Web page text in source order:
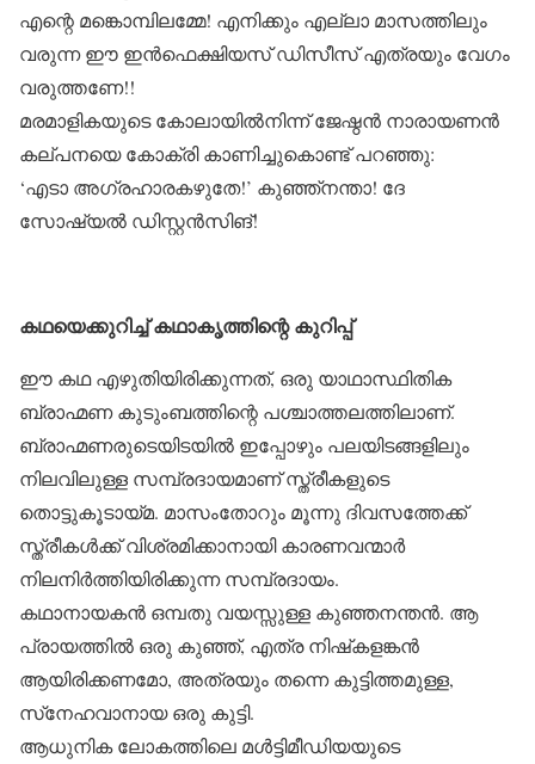
എന്റെ മങ്കൊമ്പിലമ്മേ! എനിക്കും എല്ലാ മാസത്തിലും
വരുന്ന ഈ ഇന്‍ഫെക്ഷിയസ് ഡിസീസ് എത്രയും വേഗം
വരുത്തണേ!!
മരമാളികയുടെ കോലായില്‍നിന്ന് ജേഷ്ഠന്‍ നാരായണന്‍
കല്പനയെ കോക്രി കാണിച്ചുകൊണ്ട് പറഞ്ഞു:
‘എടാ അഗ്രഹാരകഴുതേ!’ കുഞ്ഞ്‌നന്താ! ദേ
സോഷ്യല്‍ ഡിസ്റ്റന്‍സിങ്!
കഥയെക്കുറിച്ച് കഥാകൃത്തിന്റെ കുറിപ്പ്
ഈ കഥ എഴുതിയിരിക്കുന്നത്, ഒരു യാഥാസ്ഥിതിക
ബ്രാഹ്മണ കുടുംബത്തിന്റെ പശ്ചാത്തലത്തിലാണ്.
ബ്രാഹ്മണരുടെയിടയില്‍ ഇപ്പോഴും പലയിടങ്ങളിലും
നിലവിലുള്ള സമ്പ്രദായമാണ് സ്ത്രീകളുടെ
തൊട്ടുകൂടായ്മ. മാസംതോറും മൂന്നു ദിവസത്തേക്ക്
സ്ത്രീകള്‍ക്ക് വിശ്രമിക്കാനായി കാരണവന്മാര്‍
നിലനിര്‍ത്തിയിരിക്കുന്ന സമ്പ്രദായം.
കഥാനായകന്‍ ഒമ്പതു വയസ്സുള്ള കുഞ്ഞനന്തന്‍. ആ
പ്രായത്തില്‍ ഒരു കുഞ്ഞ്, എത്ര നിഷ്‌കളങ്കന്‍
ആയിരിക്കണമോ, അത്രയും തന്നെ കുട്ടിത്തമുള്ള,
സ്‌നേഹവാനായ ഒരു കുട്ടി.
ആധുനിക ലോകത്തിലെ മള്‍ട്ടിമീഡിയയുടെ